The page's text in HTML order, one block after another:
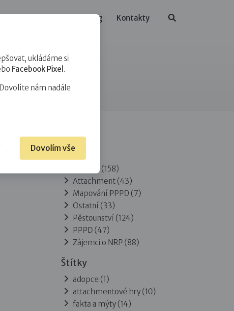
Blog Kontakty
Rubriky
Adopce(158)
Attachment(43)
Mapování PPPD (7)
Ostatní (33)
Pěstounství (124)
PPPD (47)
Zájemci o NRP (88)
Štítky
adopce (1)
attachmentové hry (10)
fakta a mýty (14)
ukládáme si
Facebook Pixel .
nám nadále
Dovolím vše